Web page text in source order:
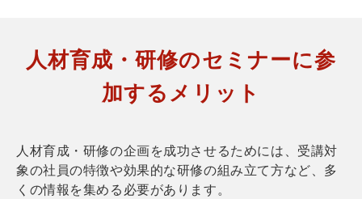
人材育成・研修のセミナーに参
加するメリット
人材育成・研修の企画を成功させるためには、受講対
象の社員の特徴や効果的な研修の組み立て方など、多
くの情報を集める必要があります。